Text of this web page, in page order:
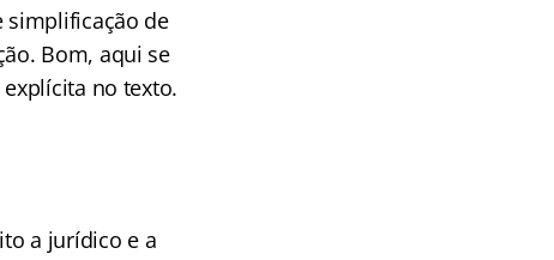
simplificação de
Bom, aqui se
no texto.
a jurídico e a